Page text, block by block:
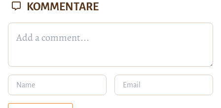
KOMMENTARE